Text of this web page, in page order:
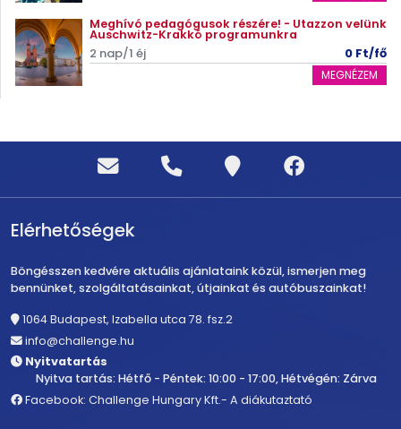
Meghívó pedagógusok részére! - Utazzon velünk
Auschwitz-Krakkó programunkra
2 nap/1 éj 0 Ft/fő
MEGNÉZEM
Elérhetőségek
Böngésszen kedvére aktuális ajánlataink közül, ismerjen meg
bennünket, szolgáltatásainkat, útjainkat és autóbuszainkat!
1064 Budapest, Izabella utca 78. fsz.2
info@challenge.hu
Nyitvatartás
Nyitva tartás: Hétfő - Péntek: 10:00 - 17:00, Hétvégén: Zárva
Facebook: Challenge Hungary Kft.- A diákutaztató